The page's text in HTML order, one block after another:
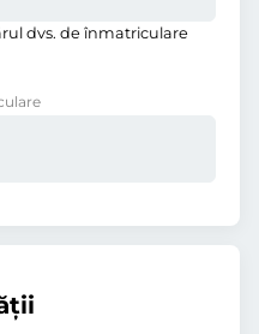
dvs. de înmatriculare